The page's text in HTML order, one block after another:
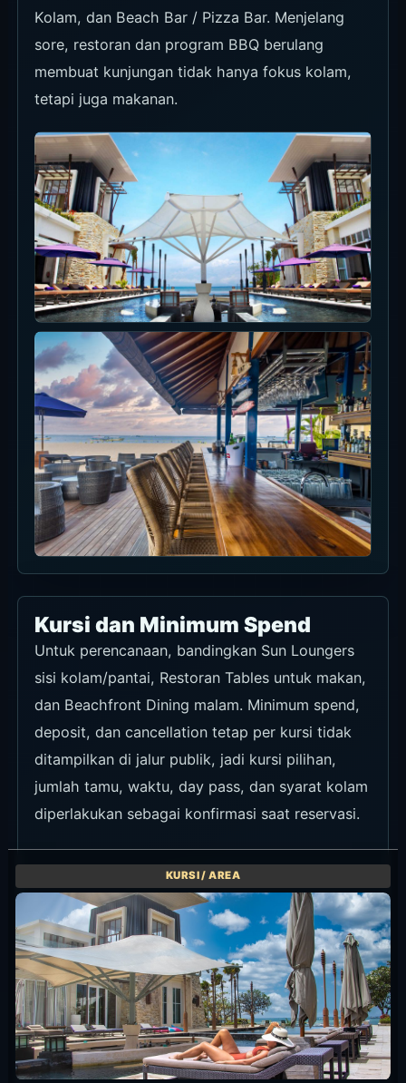
Kolam, dan Beach Bar / Pizza Bar. Menjelang
sore, restoran dan program BBQ berulang
membuat kunjungan tidak hanya fokus kolam,
tetapi juga makanan.
Kursi dan Minimum Spend
Untuk perencanaan, bandingkan Sun Loungers
sisi kolam/pantai, Restoran Tables untuk makan,
dan Beachfront Dining malam. Minimum spend,
deposit, dan cancellation tetap per kursi tidak
ditampilkan di jalur publik, jadi kursi pilihan,
jumlah tamu, waktu, day pass, dan syarat kolam
diperlakukan sebagai konfirmasi saat reservasi.